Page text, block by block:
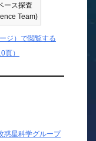
ース探査
Team)
ジ）で閲覧する
頁）
惑星科学グループ